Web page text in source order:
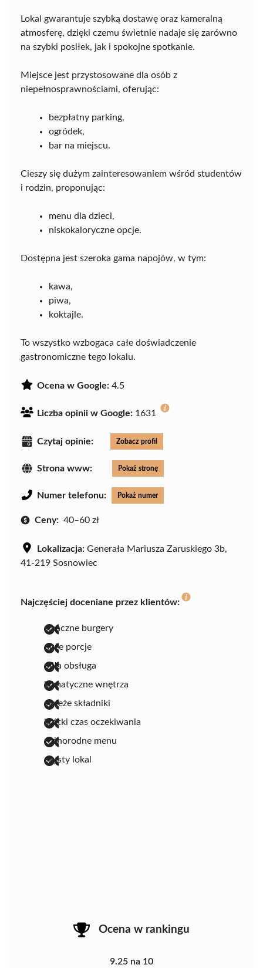
Lokal gwarantuje szybką dostawę oraz kameralną
atmosferę, dzięki czemu świetnie nadaje się zarówno
na szybki posiłek, jak i spokojne spotkanie.
Miejsce jest przystosowane dla osób z
niepełnosprawnościami, oferując:
bezpłatny parking,
ogródek,
bar na miejscu.
Cieszy się dużym zainteresowaniem wśród studentów
i rodzin, proponując:
menu dla dzieci,
niskokaloryczne opcje.
Dostępna jest szeroka gama napojów, w tym:
kawa,
piwa,
koktajle.
To wszystko wzbogaca całe doświadczenie
gastronomiczne tego lokalu.
Ocena w Google: 4.5
Liczba opinii w Google: 1631
Czytaj opinie: Zobacz profil
Strona www: Pokaż stronę
Numer telefonu: Pokaż numer
Ceny: 40–60 zł
Lokalizacja: Generała Mariusza Zaruskiego 3b,
41-219 Sosnowiec
Najczęściej doceniane przez klientów:
smaczne burgery
duże porcje
miła obsługa
klimatyczne wnętrza
świeże składniki
krótki czas oczekiwania
różnorodne menu
czysty lokal
Ocena w rankingu
9.25 na 10